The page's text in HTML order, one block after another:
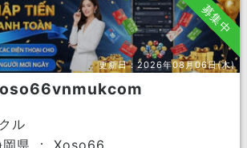
募集中
更新日：2026年08月06日(木)
ル
岡県 ： Xoso66